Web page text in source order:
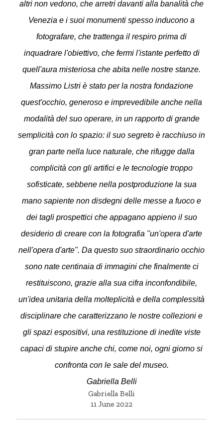
altri non vedono, che arretri davanti alla banalità che
Venezia e i suoi monumenti spesso inducono a
fotografare, che trattenga il respiro prima di
inquadrare l'obiettivo, che fermi l'istante perfetto di
quell'aura misteriosa che abita nelle nostre stanze.
Massimo Listri è stato per la nostra fondazione
quest'occhio, generoso e imprevedibile anche nella
modalità del suo operare, in un rapporto di grande
semplicità con lo spazio: il suo segreto è racchiuso in
gran parte nella luce naturale, che rifugge dalla
complicità con gli artifici e le tecnologie troppo
sofisticate, sebbene nella postproduzione la sua
mano sapiente non disdegni delle messe a fuoco e
dei tagli prospettici che appagano appieno il suo
desiderio di creare con la fotografia "un'opera d'arte
nell'opera d'arte". Da questo suo straordinario occhio
sono nate centinaia di immagini che finalmente ci
restituiscono, grazie alla sua cifra inconfondibile,
un'idea unitaria della molteplicità e della complessità
disciplinare che caratterizzano le nostre collezioni e
gli spazi espositivi, una restituzione di inedite viste
capaci di stupire anche chi, come noi, ogni giorno si
confronta con le sale del museo.
Gabriella Belli
Gabriella Belli
11 June 2022